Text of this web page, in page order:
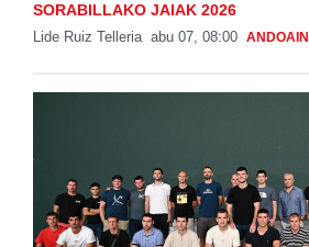
SORABILLAKO JAIAK 2026
Lide Ruiz Telleria abu 07, 08:00 ANDOAIN